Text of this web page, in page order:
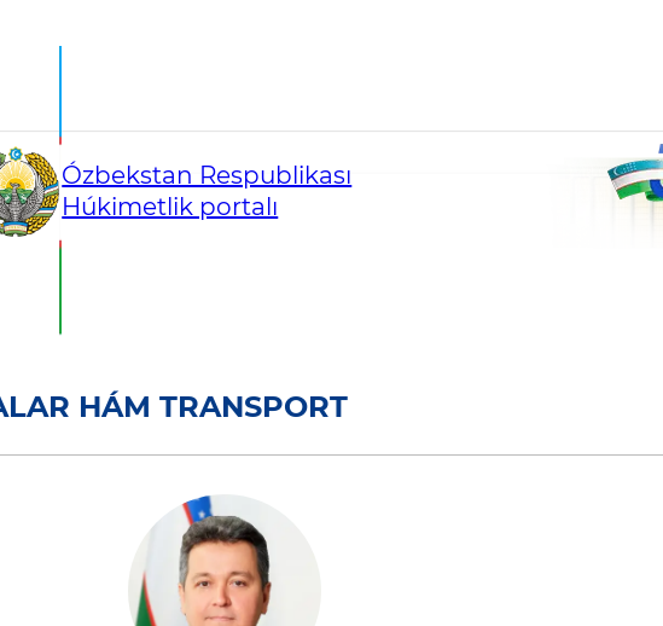
Ózbekstan Respublikası
Húkimetlik portalı
hám Transport
HÁM TRANSPORT